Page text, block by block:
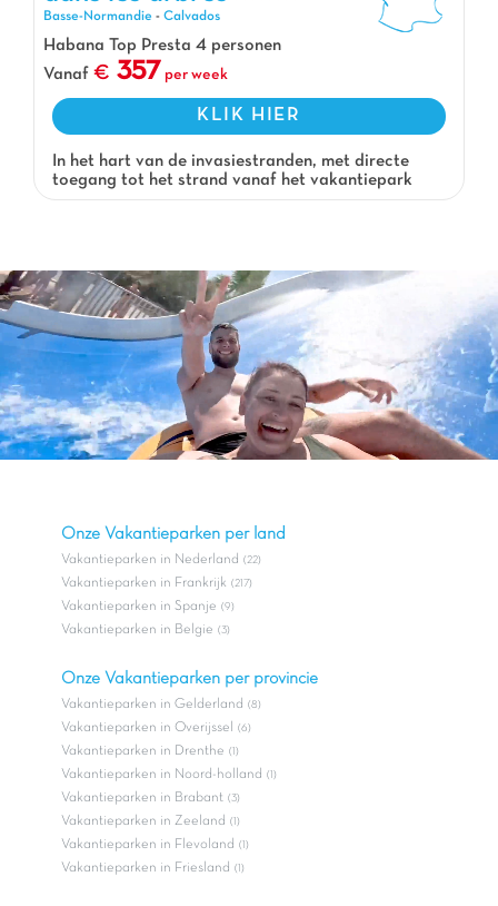
Basse-Normandie - Calvados
Habana Top Presta 4 personen
Vanaf
357 per week
KLIK HIER
In het hart van de invasiestranden, met directe
toegang tot het strand vanaf het vakantiepark
Onze Vakantieparken per land
Vakantieparken in Nederland (22)
Vakantieparken in Frankrijk (217)
Vakantieparken in Spanje (9)
Vakantieparken in Belgie (3)
Onze Vakantieparken per provincie
Vakantieparken in Gelderland (8)
Vakantieparken in Overijssel (6)
Vakantieparken in Drenthe (1)
Vakantieparken in Noord-holland (1)
Vakantieparken in Brabant (3)
Vakantieparken in Zeeland (1)
Vakantieparken in Flevoland (1)
Vakantieparken in Friesland (1)